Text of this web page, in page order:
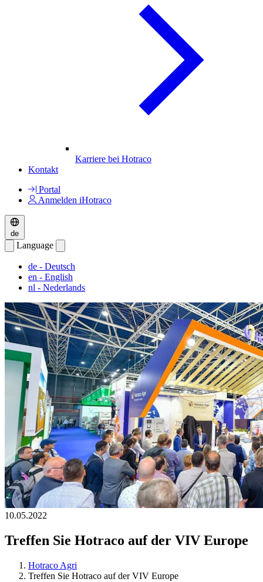
Karriere bei Hotraco
Kontakt
Portal
Anmelden iHotraco
de
Language
de - Deutsch
en - English
nl - Nederlands
10.05.2022
Treffen Sie Hotraco auf der VIV Europe
Hotraco Agri
Treffen Sie Hotraco auf der VIV Europe